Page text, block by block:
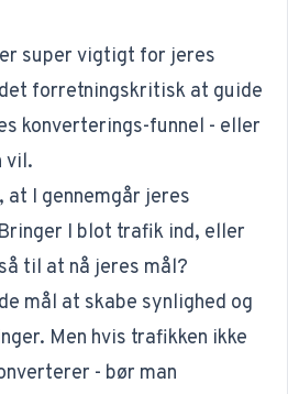
super vigtigt for jeres
forretningskritisk at guide
konverterings-funnel - eller
vil.
I gennemgår jeres
I blot trafik ind, eller
til at nå jeres mål?
mål at skabe synlighed og
Men hvis trafikken ikke
- bør man